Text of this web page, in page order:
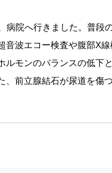
病院へ行きました。普段
音波エコー検査や腹部X
ルモンのバランスの低下
、前立腺結石が尿道を傷